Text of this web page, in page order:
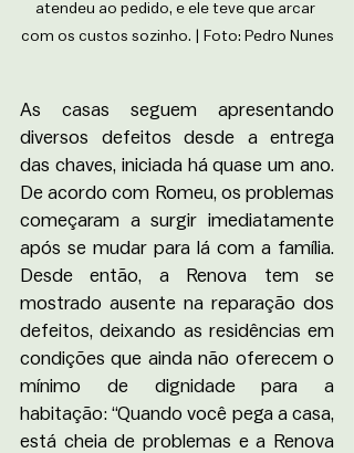
atendeu ao pedido, e ele teve que arcar
com os custos sozinho. | Foto: Pedro Nunes
As casas seguem apresentando
diversos defeitos desde a entrega
das chaves, iniciada há quase um ano.
De acordo com Romeu, os problemas
começaram a surgir imediatamente
após se mudar para lá com a família.
Desde então, a Renova tem se
mostrado ausente na reparação dos
defeitos, deixando as residências em
condições que ainda não oferecem o
mínimo de dignidade para a
habitação: “Quando você pega a casa,
está cheia de problemas e a Renova